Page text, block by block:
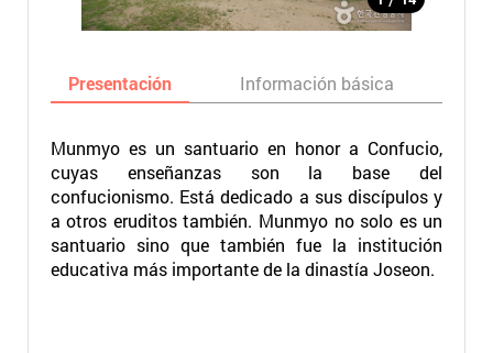
Presentación Información básica
Munmyo es un santuario en honor a Confucio,
cuyas enseñanzas son la base del
confucionismo. Está dedicado a sus discípulos y
a otros eruditos también. Munmyo no solo es un
santuario sino que también fue la institución
educativa más importante de la dinastía Joseon.